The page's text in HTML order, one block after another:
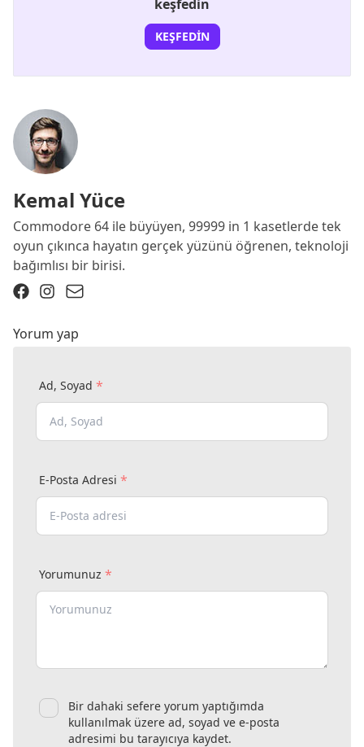
keşfedin
KEŞFEDIN
Kemal Yüce
Commodore 64 ile büyüyen, 99999 in 1 kasetlerde tek
oyun çıkınca hayatın gerçek yüzünü öğrenen, teknoloji
bağımlısı bir birisi.
Yorum yap
Ad, Soyad *
E-Posta Adresi *
Yorumunuz *
Bir dahaki sefere yorum yaptığımda
kullanılmak üzere ad, soyad ve e-posta
adresimi bu tarayıcıya kaydet.